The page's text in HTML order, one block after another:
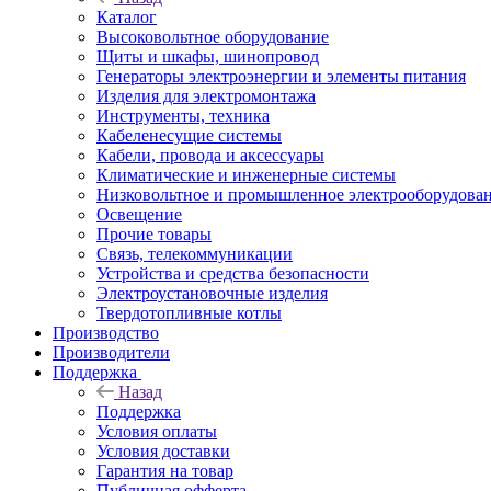
Каталог
Высоковольтное оборудование
Щиты и шкафы, шинопровод
Генераторы электроэнергии и элементы питания
Изделия для электромонтажа
Инструменты, техника
Кабеленесущие системы
Кабели, провода и аксессуары
Климатические и инженерные системы
Низковольтное и промышленное
Освещение
Прочие товары
Связь, телекоммуникации
Устройства и средства безопасности
Электроустановочные изделия
Твердотопливные котлы
Производство
Производители
Поддержка
Назад
Поддержка
Условия оплаты
Условия доставки
Гарантия на товар